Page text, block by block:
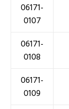
06171-
0107
06171-
0108
06171-
0109